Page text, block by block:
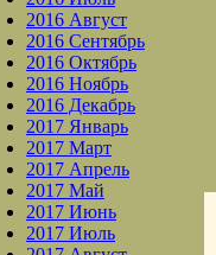
2016 Август
2016 Сентябрь
2016 Октябрь
2016 Ноябрь
2016 Декабрь
2017 Январь
2017 Март
2017 Апрель
2017 Май
2017 Июнь
2017 Июль